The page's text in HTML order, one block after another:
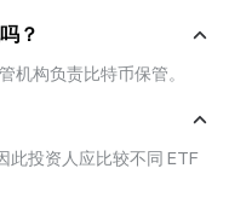
是区块链上的实际比特币，比
钱包。
则受限于传统交易所时
），通常介于 0.2%–1% 之
与可能的托管费。
直接购买比特币则缺乏同等程
客攻击等风险。
？
机构负责比特币保管。
此投资人应比较不同 ETF